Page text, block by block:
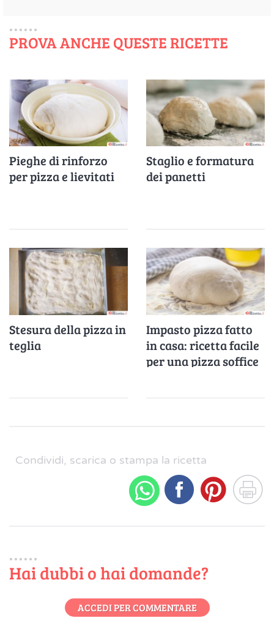
PROVA ANCHE QUESTE RICETTE
Pieghe di rinforzo
per pizza e lievitati
Staglio e formatura
dei panetti
Stesura della pizza in
teglia
Impasto pizza fatto
in casa: ricetta facile
per una pizza soffice
Condividi, scarica o stampa la ricetta
Hai dubbi o hai domande?
ACCEDI PER COMMENTARE